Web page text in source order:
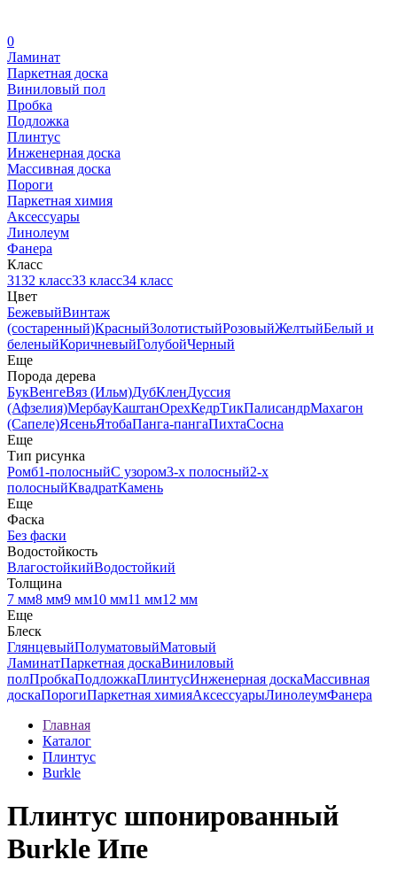
0
Ламинат
Паркетная доска
Виниловый пол
Пробка
Подложка
Плинтус
Инженерная доска
Массивная доска
Пороги
Паркетная химия
Аксессуары
Линолеум
Фанера
Класс
3132 класс33 класс34 класс
Цвет
БежевыйВинтаж
(состаренный)КрасныйЗолотистыйРозовыйЖелтыйБелый и
беленыйКоричневыйГолубойЧерный
Еще
Порода дерева
БукВенгеВяз (Ильм)ДубКленДуссия
(Афзелия)МербауКаштанОрехКедрТикПалисандрМахагон
(Сапеле)ЯсеньЯтобаПанга-пангаПихтаСосна
Еще
Тип рисунка
Ромб1-полосныйС узором3-х полосный2-х
полосныйКвадратКамень
Еще
Фаска
Без фаски
Водостойкость
ВлагостойкийВодостойкий
Толщина
7 мм8 мм9 мм10 мм11 мм12 мм
Еще
Блеск
ГлянцевыйПолуматовыйМатовый
ЛаминатПаркетная доскаВиниловый
полПробкаПодложкаПлинтусИнженерная доскаМассивная
доскаПорогиПаркетная химияАксессуарыЛинолеумФанера
Главная
Каталог
Плинтус
Burkle
Плинтус шпонированный
Burkle Ипе